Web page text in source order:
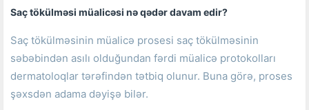
Saç tökülməsi müalicəsi nə qədər davam edir?
Saç tökülməsinin müalicə prosesi saç tökülməsinin
səbəbindən asılı olduğundan fərdi müalicə protokolları
dermatoloqlar tərəfindən tətbiq olunur. Buna görə, proses
şəxsdən adama dəyişə bilər.